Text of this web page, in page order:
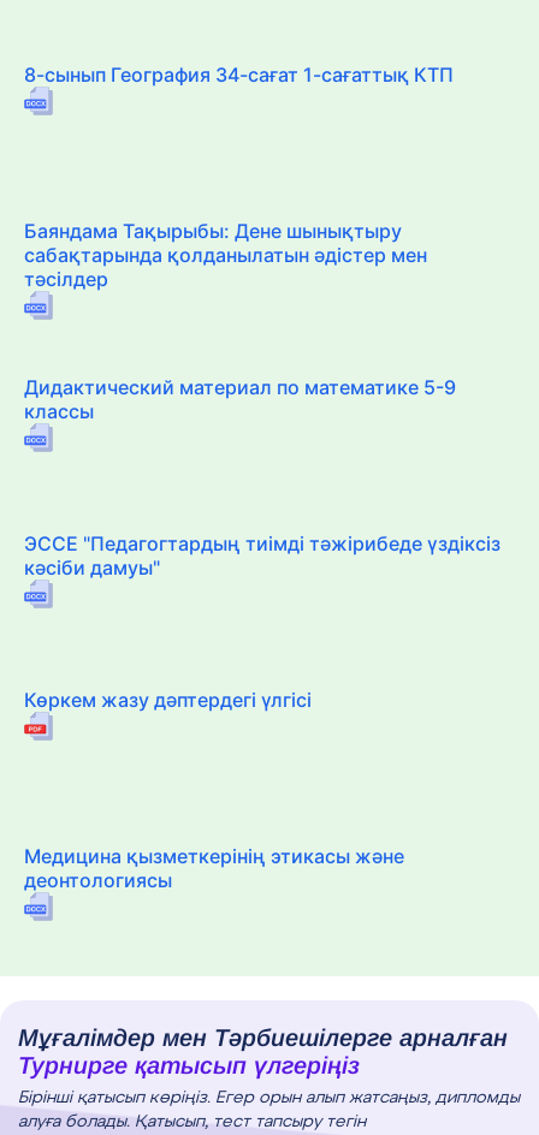
8-сынып География 34-сағат 1-сағаттық КТП
Баяндама Тақырыбы: Дене шынықтыру
сабақтарында қолданылатын әдістер мен
тәсілдер
Дидактический материал по математике 5-9
классы
ЭССЕ "Педагогтардың тиімді тәжірибеде үздіксіз
кәсіби дамуы"
Көркем жазу дәптердегі үлгісі
Медицина қызметкерінің этикасы және
деонтологиясы
Мұғалімдер мен Тәрбиешілерге арналған
Турнирге қатысып үлгеріңіз
Бірінші қатысып көріңіз. Егер орын алып жатсаңыз, дипломды
алуға болады. Қатысып, тест тапсыру тегін